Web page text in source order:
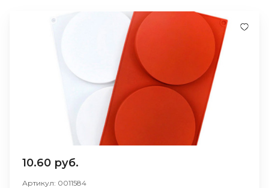
10.60 руб.
Артикул: 0011584